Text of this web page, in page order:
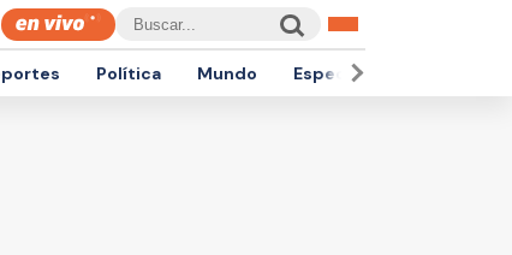
Política Mundo Espectáculos